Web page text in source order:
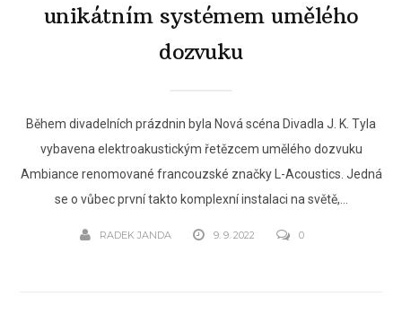
unikátním systémem umělého
dozvuku
Během divadelních prázdnin byla Nová scéna Divadla J. K. Tyla
vybavena elektroakustickým řetězcem umělého dozvuku
Ambiance renomované francouzské značky L-Acoustics. Jedná
se o vůbec první takto komplexní instalaci na světě,...
RADEK JANDA 9. 9. 2022 0